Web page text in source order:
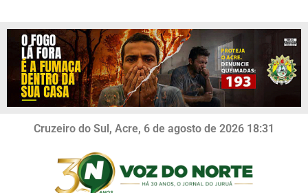
Cruzeiro do Sul, Acre, 6 de agosto de 2026 18:31